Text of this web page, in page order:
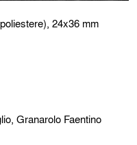
24x36 mm
Granarolo Faentino